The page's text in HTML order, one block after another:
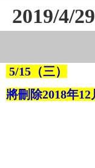
2019/4/
5/15（三）
將刪除2018年